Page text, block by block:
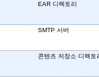
EAR 디렉토리
SMTP 서버
콘텐츠 저장소 디렉토